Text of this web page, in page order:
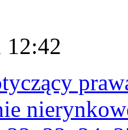
12:42